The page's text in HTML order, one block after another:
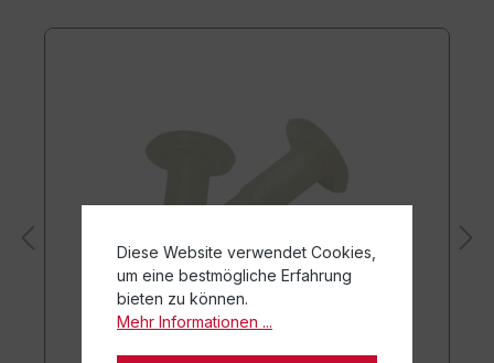
Diese Website verwendet Cookies,
um eine bestmögliche Erfahrung
bieten zu können.
Mehr Informationen ...